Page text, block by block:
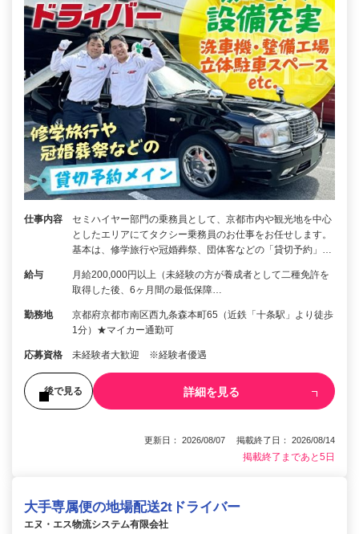
仕事内容
セミハイヤー部門の乗務員として、京都市内や観光地を中心
としたエリアにてタクシー乗務員のお仕事をお任せします。
基本は、修学旅行や冠婚葬祭、団体客などの「貸切予約」…
給与
月給200,000円以上（未経験の方が養成者として二種免許を
取得した後、6ヶ月間の最低保障…
勤務地
京都府京都市南区西九条森本町65（近鉄「十条駅」より徒歩
1分）★マイカー通勤可
応募資格 未経験者大歓迎 ※経験者優遇
後で見る 詳細を見る
更新日： 2026/08/07 掲載終了日： 2026/08/14
掲載終了まであと5日
大手専属便の地場配送2tドライバー
エヌ・エス物流システム有限会社